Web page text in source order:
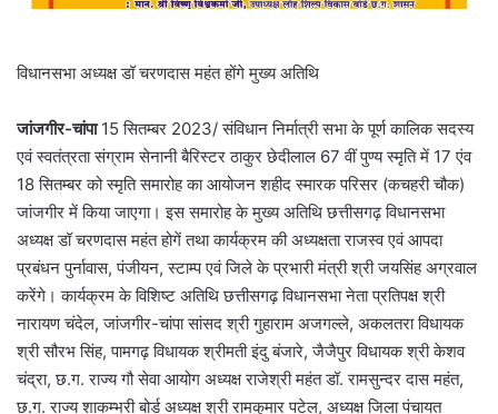
विधानसभा अध्यक्ष डॉ चरणदास महंत होंगे मुख्य अतिथि
जांजगीर-चांपा15 सितम्बर 2023/ संविधान निर्मात्री सभा के पूर्ण कालिक सदस्य
एवं स्वतंत्रता संग्राम सेनानी बैरिस्टर ठाकुर छेदीलाल 67 वीं पुण्य स्मृति में 17 एंव
18 सितम्बर को स्मृति समारोह का आयोजन शहीद स्मारक परिसर (कचहरी चौक)
जांजगीर में किया जाएगा। इस समारोह के मुख्य अतिथि छत्तीसगढ़ विधानसभा
अध्यक्ष डॉ चरणदास महंत होगें तथा कार्यक्रम की अध्यक्षता राजस्व एवं आपदा
प्रबंधन पुर्नावास, पंजीयन, स्टाम्प एवं जिले के प्रभारी मंत्री श्री जयसिंह अग्रवाल
करेंगे। कार्यक्रम के विशिष्ट अतिथि छत्तीसगढ़ विधानसभा नेता प्रतिपक्ष श्री
नारायण चंदेल, जांजगीर-चांपा सांसद श्री गुहाराम अजगल्ले, अकलतरा विधायक
श्री सौरभ सिंह, पामगढ़ विधायक श्रीमती इंदु बंजारे, जैजैपुर विधायक श्री केशव
चंद्रा, छ.ग. राज्य गौ सेवा आयोग अध्यक्ष राजेश्री महंत डॉ. रामसुन्दर दास महंत,
छ.ग. राज्य शाकम्भरी बोर्ड अध्यक्ष श्री रामकुमार पटेल, अध्यक्ष जिला पंचायत